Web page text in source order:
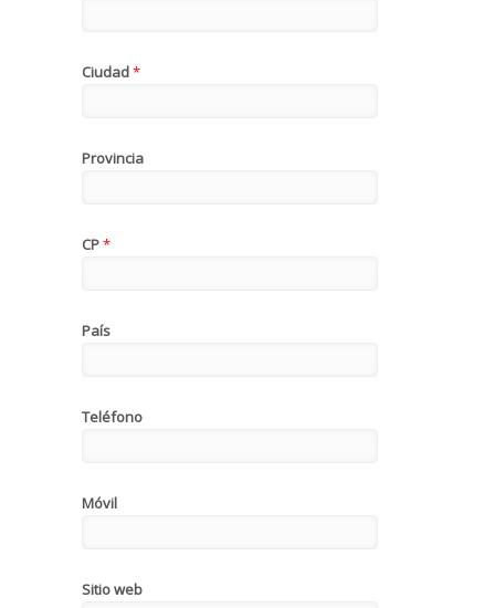
Ciudad*
Provincia
CP*
País
Teléfono
Móvil
Sitio web